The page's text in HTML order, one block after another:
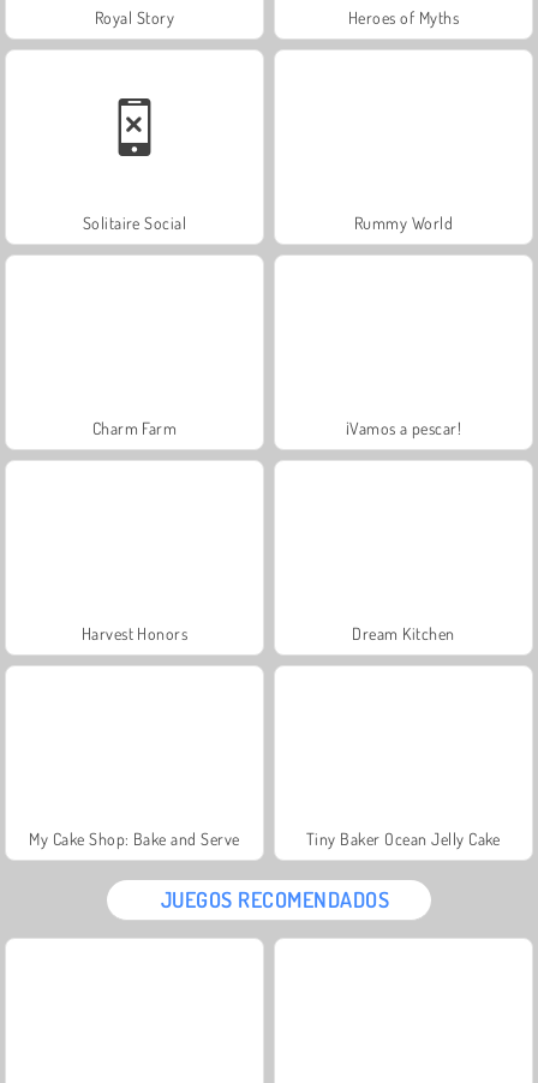
Royal Story Heroes of Myths
Solitaire Social Rummy World
Charm Farm ¡Vamos a pescar!
Harvest Honors Dream Kitchen
My Cake Shop: Bake and Serve Tiny Baker Ocean Jelly Cake
JUEGOS RECOMENDADOS